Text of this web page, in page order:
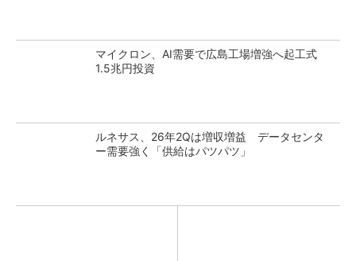
マイクロン、AI需要で広島工場増強へ起工式
1.5兆円投資
ルネサス、26年2Qは増収増益 データセンタ
ー需要強く「供給はパツパツ」